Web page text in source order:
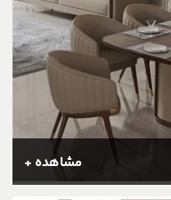
مشاهده +